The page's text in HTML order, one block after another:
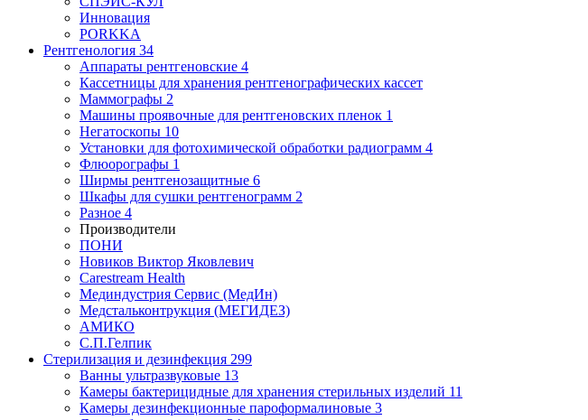
Инновация
PORKKA
Рентгенология 34
Аппараты рентгеновские 4
Кассетницы для хранения рентгенографических кассет
Маммографы 2
Машины проявочные для рентгеновских пленок 1
Негатоскопы 10
Установки для фотохимической обработки радиограмм 4
Флюорографы 1
Ширмы рентгенозащитные 6
Шкафы для сушки рентгенограмм 2
Разное 4
Производители
ПОНИ
Новиков Виктор Яковлевич
Carestream Health
Мединдустрия Сервис (МедИн)
Медстальконтрукция (МЕГИДЕЗ)
АМИКО
С.П.Гелпик
Стерилизация и дезинфекция 299
Ванны ультразвуковые 13
Камеры бактерицидные для хранения стерильных изделий 11
Камеры дезинфекционные пароформалиновые 3